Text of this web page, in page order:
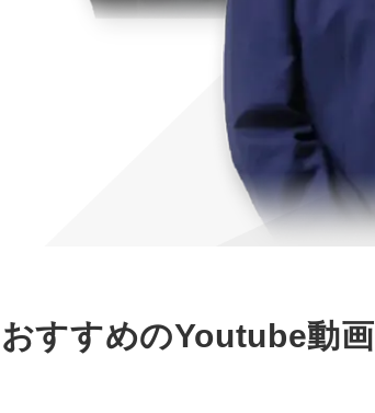
おすすめのYoutube動画